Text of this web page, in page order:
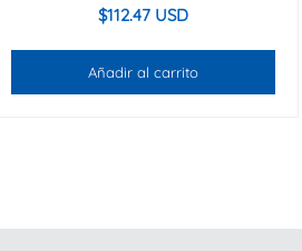
$112.47 USD
Añadir al carrito